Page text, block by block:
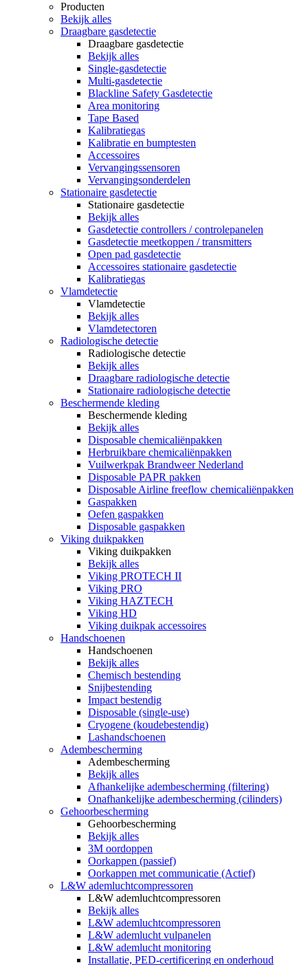
Producten
Bekijk alles
Draagbare gasdetectie
Draagbare gasdetectie
Bekijk alles
Single-gasdetectie
Multi-gasdetectie
Blackline Safety Gasdetectie
Area monitoring
Tape Based
Kalibratiegas
Kalibratie en bumptesten
Accessoires
Vervangingssensoren
Vervangingsonderdelen
Stationaire gasdetectie
Stationaire gasdetectie
Bekijk alles
Gasdetectie controllers / controlepanelen
Gasdetectie meetkoppen / transmitters
Open pad gasdetectie
Accessoires stationaire gasdetectie
Kalibratiegas
Vlamdetectie
Vlamdetectie
Bekijk alles
Vlamdetectoren
Radiologische detectie
Radiologische detectie
Bekijk alles
Draagbare radiologische detectie
Stationaire radiologische detectie
Beschermende kleding
Beschermende kleding
Bekijk alles
Disposable chemicaliënpakken
Herbruikbare chemicaliënpakken
Vuilwerkpak Brandweer Nederland
Disposable PAPR pakken
Disposable Airline freeflow chemicaliënpakken
Gaspakken
Oefen gaspakken
Disposable gaspakken
Viking duikpakken
Viking duikpakken
Bekijk alles
Viking PROTECH II
Viking PRO
Viking HAZTECH
Viking HD
Viking duikpak accessoires
Handschoenen
Handschoenen
Bekijk alles
Chemisch bestending
Snijbestending
Impact bestendig
Disposable (single-use)
Cryogene (koudebestendig)
Lashandschoenen
Adembescherming
Adembescherming
Bekijk alles
Afhankelijke adembescherming (filtering)
Onafhankelijke adembescherming (cilinders)
Gehoorbescherming
Gehoorbescherming
Bekijk alles
3M oordoppen
Oorkappen (passief)
Oorkappen met communicatie (Actief)
L&W ademluchtcompressoren
L&W ademluchtcompressoren
Bekijk alles
L&W ademluchtcompressoren
L&W ademlucht vulpanelen
L&W ademlucht monitoring
Installatie, PED-certificering en onderhoud